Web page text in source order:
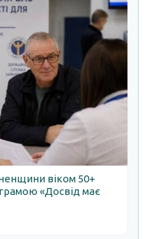
віком 50+
«Досвід має